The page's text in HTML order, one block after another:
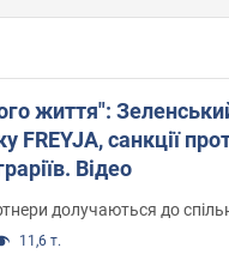
життя":
FREYJA, санкції
Відео
долучаються до
11,6 т.